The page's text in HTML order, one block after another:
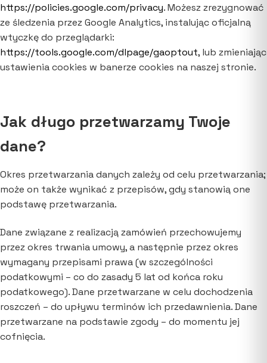
https://policies.google.com/privacy. Możesz zrezygnować
ze śledzenia przez Google Analytics, instalując oficjalną
wtyczkę do przeglądarki:
https://tools.google.com/dlpage/gaoptout, lub zmieniając
ustawienia cookies w banerze cookies na naszej stronie.
Jak długo przetwarzamy Twoje
dane?
Okres przetwarzania danych zależy od celu przetwarzania;
może on także wynikać z przepisów, gdy stanowią one
podstawę przetwarzania.
Dane związane z realizacją zamówień przechowujemy
przez okres trwania umowy, a następnie przez okres
wymagany przepisami prawa (w szczególności
podatkowymi – co do zasady 5 lat od końca roku
podatkowego). Dane przetwarzane w celu dochodzenia
roszczeń – do upływu terminów ich przedawnienia. Dane
przetwarzane na podstawie zgody – do momentu jej
cofnięcia.